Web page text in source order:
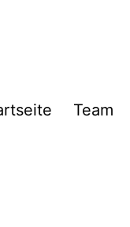
Team